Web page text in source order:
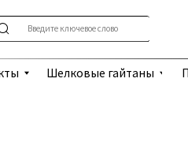
Шелковые гайтаны Подвесы
Введите ключевое слово